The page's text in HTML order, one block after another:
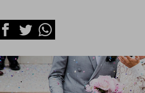
FacebookTwitterWhatsapp